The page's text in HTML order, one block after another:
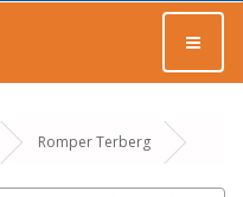
Romper Terberg